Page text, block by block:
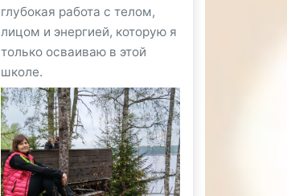
глубокая работа с телом,
лицом и энергией, которую я
только осваиваю в этой
школе.